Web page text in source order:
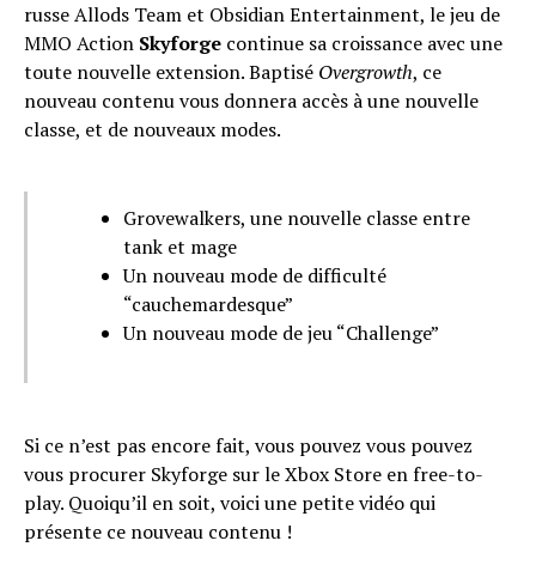
russe Allods Team et Obsidian Entertainment, le jeu de
MMO Action Skyforge continue sa croissance avec une
toute nouvelle extension. Baptisé Overgrowth, ce
nouveau contenu vous donnera accès à une nouvelle
classe, et de nouveaux modes.
Grovewalkers, une nouvelle classe entre
tank et mage
Un nouveau mode de difficulté
“cauchemardesque”
Un nouveau mode de jeu “Challenge”
Si ce n’est pas encore fait, vous pouvez vous pouvez
vous procurer Skyforge sur le Xbox Store en free-to-
play. Quoiqu’il en soit, voici une petite vidéo qui
présente ce nouveau contenu !